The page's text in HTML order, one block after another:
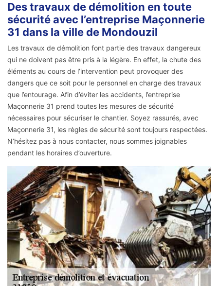
Des travaux de démolition en toute
sécurité avec l’entreprise Maçonnerie
31 dans la ville de Mondouzil
Les travaux de démolition font partie des travaux dangereux
qui ne doivent pas être pris à la légère. En effet, la chute des
éléments au cours de l’intervention peut provoquer des
dangers que ce soit pour le personnel en charge des travaux
que l’entourage. Afin d’éviter les accidents, l’entreprise
Maçonnerie 31 prend toutes les mesures de sécurité
nécessaires pour sécuriser le chantier. Soyez rassurés, avec
Maçonnerie 31, les règles de sécurité sont toujours respectées.
N’hésitez pas à nous contacter, nous sommes joignables
pendant les horaires d’ouverture.